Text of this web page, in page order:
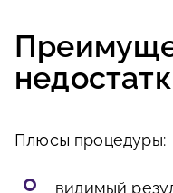
Плюсы процедуры:
видимый